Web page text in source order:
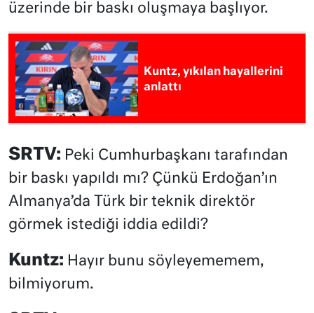
üzerinde bir baskı oluşmaya başlıyor.
Kuntz, yıkılan hayallerini
anlattı
SRTV: Peki Cumhurbaşkanı tarafından
bir baskı yapıldı mı? Çünkü Erdoğan’ın
Almanya’da Türk bir teknik direktör
görmek istediği iddia edildi?
Kuntz: Hayır bunu söyleyememem,
bilmiyorum.